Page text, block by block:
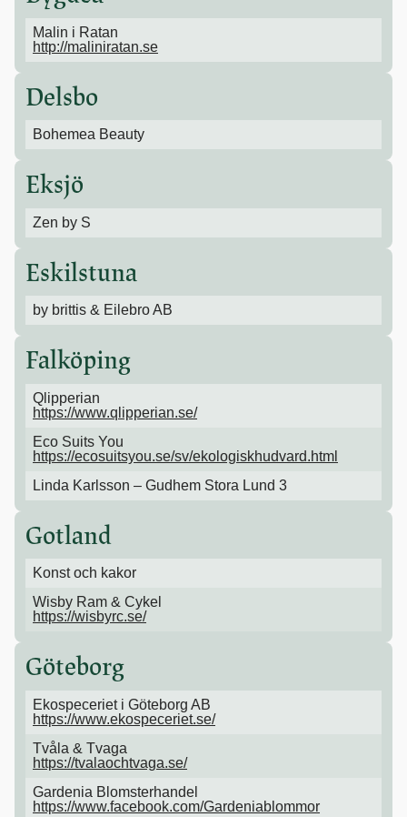
Malin i Ratan
http://maliniratan.se
Delsbo
Bohemea Beauty
Eksjö
Zen by S
Eskilstuna
by brittis & Eilebro AB
Falköping
Qlipperian
https://www.qlipperian.se/
Eco Suits You
https://ecosuitsyou.se/sv/ekologiskhudvard.html
Linda Karlsson – Gudhem Stora Lund 3
Gotland
Konst och kakor
Wisby Ram & Cykel
https://wisbyrc.se/
Göteborg
Ekospeceriet i Göteborg AB
https://www.ekospeceriet.se/
Tvåla & Tvaga
https://tvalaochtvaga.se/
Gardenia Blomsterhandel
https://www.facebook.com/Gardeniablommor